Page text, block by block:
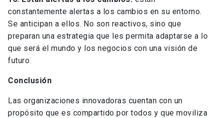
constantemente alertas a los cambios en su entorno.
Se anticipan a ellos. No son reactivos, sino que
preparan una estrategia que les permita adaptarse a lo
que será el mundo y los negocios con una visión de
futuro.
Conclusión
Las organizaciones innovadoras cuentan con un
propósito que es compartido por todos y que moviliza